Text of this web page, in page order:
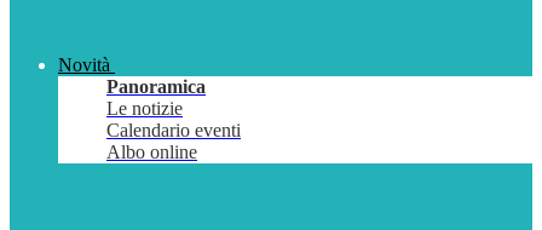
Novità
Panoramica
Le notizie
Calendario eventi
Albo online